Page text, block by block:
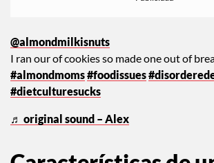
@almondmilkisnuts
I ran our of cookies so made one out of
#almondmoms#foodissues